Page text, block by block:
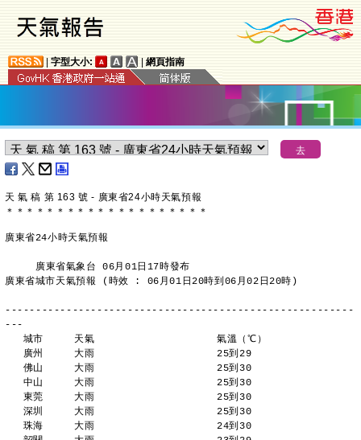
字型大小: 網頁指南
天 氣 稿 第 163 號 - 廣東省24小時天氣預報
＊ ＊ ＊ ＊ ＊ ＊ ＊ ＊ ＊ ＊ ＊ ＊ ＊ ＊ ＊ ＊ ＊ ＊ ＊ ＊
廣東省24小時天氣預報
     廣東省氣象台 06月01日17時發布
廣東省城市天氣預報 (時效 : 06月01日20時到06月02日20時)
---------------------------------------------------------
---
   城市     天氣                    氣溫（℃）
   廣州     大雨                    25到29
   佛山     大雨                    25到30
   中山     大雨                    25到30
   東莞     大雨                    25到30
   深圳     大雨                    25到30
   珠海     大雨                    24到30